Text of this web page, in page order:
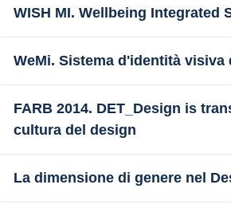
WISH MI. Wellbeing Integrated
WeMi. Sistema d'identità visiva
FARB 2014. DET_Design is
cultura del design
La dimensione di genere nel